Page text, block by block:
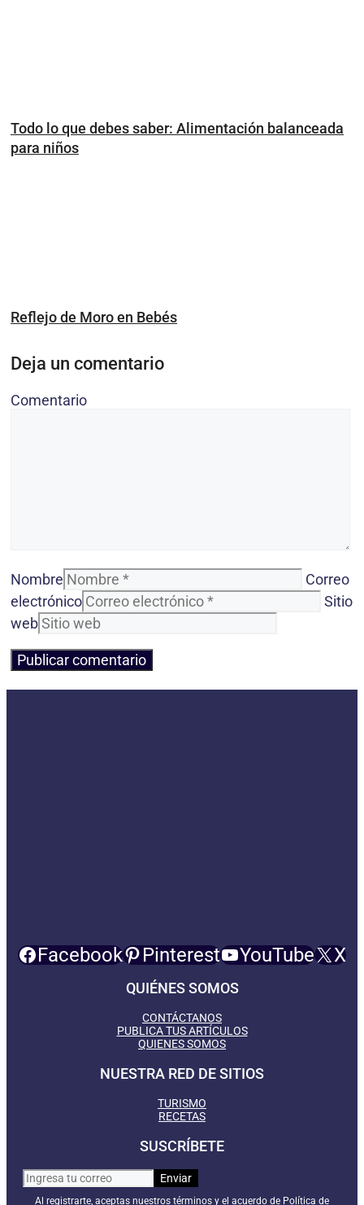
Todo lo que debes saber: Alimentación balanceada
para niños
Reflejo de Moro en Bebés
Deja un comentario
Comentario
Nombre
Correo
electrónico
Sitio
web
Facebook Pinterest YouTube X
QUIÉNES SOMOS
CONTÁCTANOS
PUBLICA TUS ARTÍCULOS
QUIENES SOMOS
NUESTRA RED DE SITIOS
TURISMO
RECETAS
SUSCRÍBETE
Al registrarte, aceptas nuestros términos y el acuerdo de Política de